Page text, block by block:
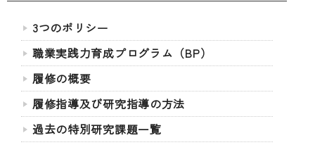
3つのポリシー
職業実践力育成プログラム（BP）
履修の概要
履修指導及び研究指導の方法
過去の特別研究課題一覧